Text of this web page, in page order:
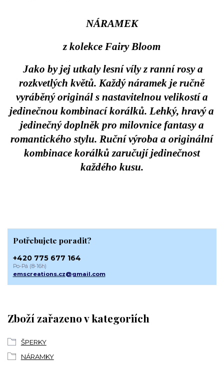
NÁRAMEK
z kolekce Fairy Bloom
Jako by jej utkaly lesní víly z ranní rosy a
rozkvetlých květů. Každý náramek je ručně
vyráběný originál s nastavitelnou velikostí a
jedinečnou kombinací korálků. Lehký, hravý a
jedinečný doplněk pro milovnice fantasy a
romantického stylu. Ruční výroba a originální
kombinace korálků zaručují jedinečnost
každého kusu.
Zboží zařazeno v kategoriích
ŠPERKY
NÁRAMKY
Potřebujete poradit?
+420 775 677 164
Po-Pá (8-16h)
emscreations.cz@gmail.com